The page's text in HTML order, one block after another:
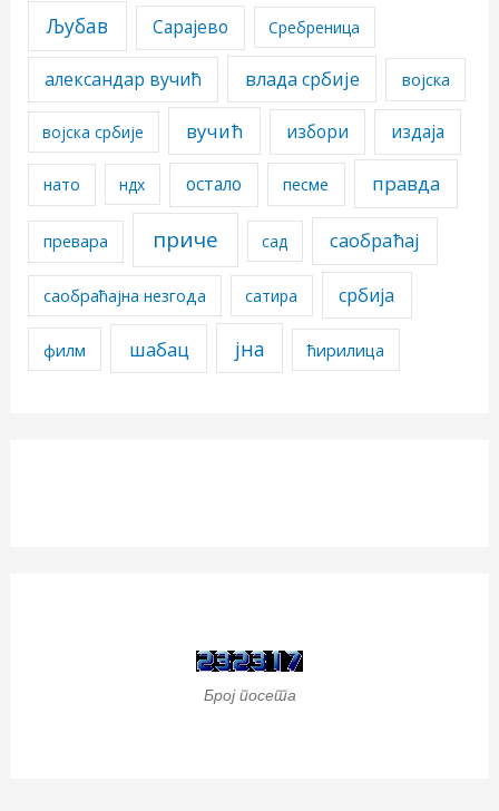
Љубав Сарајево Сребреница
александар вучић влада србије војска
војска србије вучић избори издаја
нато ндх остало песме правда
превара приче сад саобраћај
саобраћајна незгода сатира србија
филм шабац јна ћирилица
Број посета